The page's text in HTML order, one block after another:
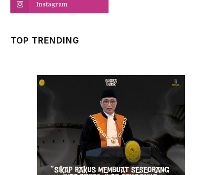
Instagram
TOP TRENDING